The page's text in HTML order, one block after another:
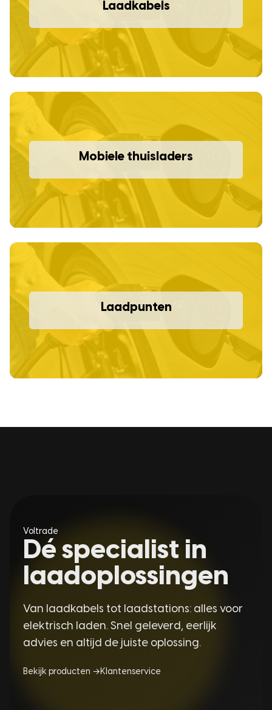
Laadkabels
Mobiele thuisladers
Laadpunten
Voltrade
Dé specialist in
laadoplossingen
Van laadkabels tot laadstations: alles voor
elektrisch laden. Snel geleverd, eerlijk
advies en altijd de juiste oplossing.
Bekijk producten →Klantenservice